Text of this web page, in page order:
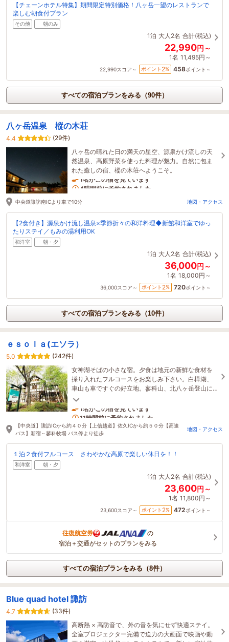
【チェーンホテル特集】期間限定特別価格！八ヶ岳一望のレストランで
楽しむ朝食付プラン
その他 朝のみ
1泊 大人2名 合計(税込)
22,990円～
1名 11,495円～
22,990スコア～ ポイント 2% 458ポイント～
すべての宿泊プランをみる（90件）
八ヶ岳温泉 樅の木荘
4.4
(29件)
八ヶ岳の晴れた日の満天の星空、源泉かけ流しの天
然温泉、高原野菜を使った料理が魅力。自然に包ま
れた癒しの宿、樅の木荘へようこそ。
1名がこの宿を見ています
中央道諏訪南ICより車で10分 地図・アクセス
【2食付き】源泉かけ流し温泉×季節折々の和洋料理◆新館和洋室でゆっ
たりステイ／もみの湯利用OK
和洋室 朝・夕
1泊 大人2名 合計(税込)
36,000円～
1名 18,000円～
36,000スコア～ ポイント 2% 720ポイント～
すべての宿泊プランをみる（10件）
ｅｓｏｌａ(エソラ）
5.0
(242件)
女神湖そばの小さな宿。夕食は地元の新鮮な食材を
採り入れたフルコースをお楽しみ下さい。白樺湖、
車山も車ですぐの好立地。蓼科山、北八ヶ岳登山に
も便利。館内Wi-Fi完備。
1名がこの宿を見ています
11時間前に予約されました
【中央道】諏訪ICから約４０分【上信越道】佐久ICから約５０分【高速
バス】新宿～蓼科牧場 バス停より徒歩
地図・アクセス
１泊２食付フルコース さわやかな高原で楽しい休日を！！
和洋室 朝・夕
1泊 大人2名 合計(税込)
23,600円～
1名 11,800円～
23,600スコア～ ポイント 2% 472ポイント～
往復航空券
の
宿泊＋交通がセットのプランをみる
すべての宿泊プランをみる（8件）
Blue quad hotel 諏訪
4.7
(33件)
高断熱 × 高防音で、外の音を気にせず快適ステイ。
全室プロジェクター完備で迫力の大画面で映画や動